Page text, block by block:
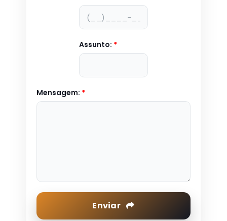
Assunto: *
Mensagem: *
Enviar